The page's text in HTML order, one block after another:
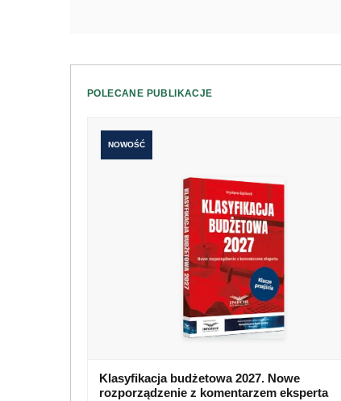
POLECANE PUBLIKACJE
NOWOŚĆ
Klasyfikacja budżetowa 2027. Nowe
rozporządzenie z komentarzem eksperta